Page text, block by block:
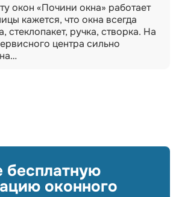
окон «Почини окна» работает
кажется, что окна всегда
стеклопакет, ручка, створка. На
центра сильно
бесплатную
оконного